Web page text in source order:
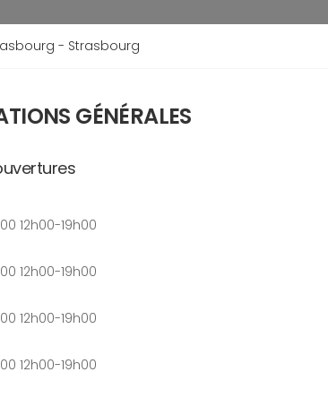
- Strasbourg
GÉNÉRALES
12h00-19h00
12h00-19h00
12h00-19h00
12h00-19h00